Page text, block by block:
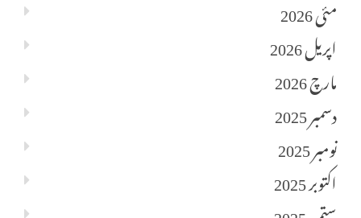
مئی 2026
اپریل 2026
مارچ 2026
دسمبر 2025
نومبر 2025
اکتوبر 2025